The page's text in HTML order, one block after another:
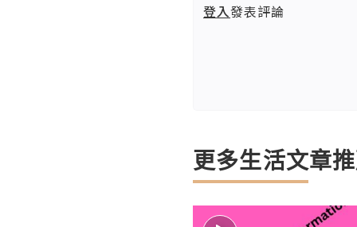
登入發表評論
更多生活文章